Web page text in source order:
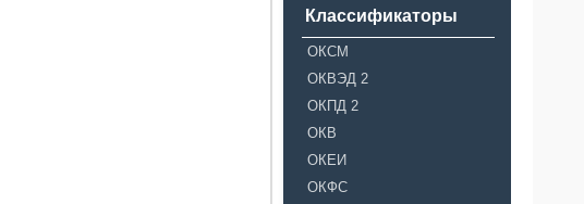
Классификаторы
ОКСМ
ОКВЭД 2
ОКПД 2
ОКВ
ОКЕИ
ОКФС